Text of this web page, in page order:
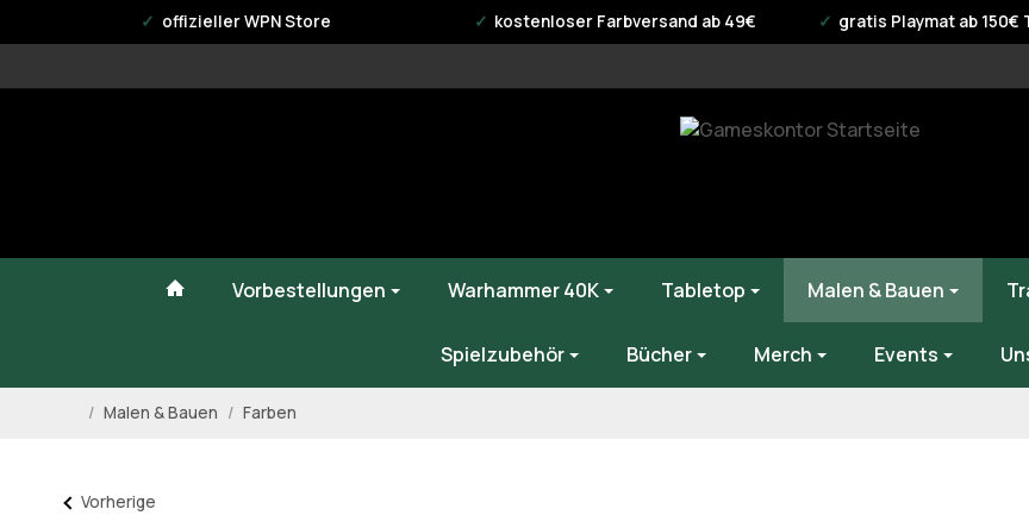
offizieller WPN Store kostenloser Farbversand ab 49€ gratis Playmat ab 150€
#custom.linkHome#
Vorbestellungen Warhammer 40K Tabletop Malen & Bauen
Spielzubehör Bücher Merch Events
/ Malen & Bauen / Farben
Vorherige